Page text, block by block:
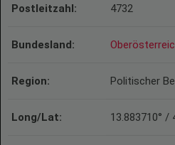
Postleitzahl: 4732
Bundesland:
Region: Politischer
Long/Lat: 13.883710° /